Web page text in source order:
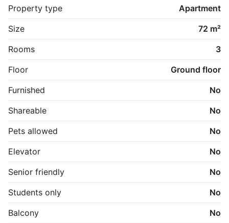
attraktive kvarter Trøjborg - her er du tæt på
Universitetet, Trøjborgs hyggelige gader og skøn
natur ved vandet og Risskov.
Vandforbrug er inkluderet i den angivne leje.
Ps. Der vil være fremvisning i uge 27.
Property type
Apartment
Size
72 m²
Rooms
3
Floor
Ground floor
Furnished
No
Shareable
No
Pets allowed
No
Elevator
No
Senior friendly
No
Students only
No
Balcony
No